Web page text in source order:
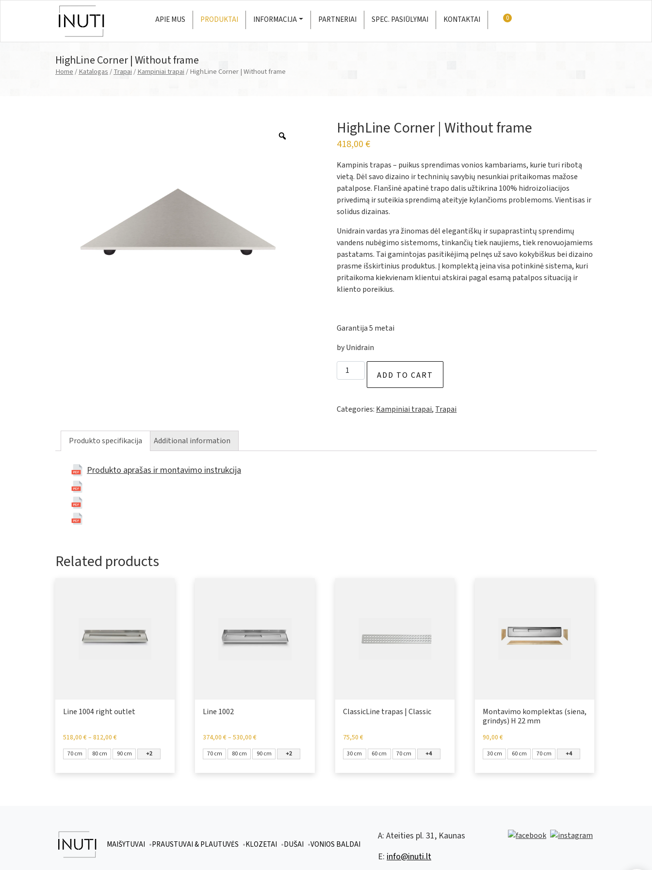
Main Navigation APIE MUS PRODUKTAI INFORMACIJA PARTNERIAI SPEC. PASIŪLYMAI KONTAKTAI 0
HighLine Corner | Without frame
Home/Katalogas/Trapai/Kampiniai trapai/ HighLine Corner | Without frame
HighLine Corner | Without frame
418,00€
Kampinis trapas – puikus sprendimas vonios kambariams, kurie turi ribotą
vietą. Dėl savo dizaino ir techninių savybių nesunkiai pritaikomas mažose
patalpose. Flanšinė apatinė trapo dalis užtikrina 100% hidroizoliacijos
privedimą ir suteikia sprendimą ateityje kylančioms problemoms. Vientisas ir
solidus dizainas.
Unidrain vardas yra žinomas dėl elegantiškų ir supaprastintų sprendimų
vandens nubėgimo sistemoms, tinkančių tiek naujiems, tiek renovuojamiems
pastatams. Tai gamintojas pasitikėjimą pelnęs už savo kokybiškus bei dizaino
prasme išskirtinius produktus. Į komplektą įeina visa potinkinė sistema, kuri
pritaikoma kiekvienam klientui atskirai pagal esamą patalpos situaciją ir
kliento poreikius.
Garantija 5 metai
by Unidrain
HighLine Corner | Without frame quantity
ADD TO CART
Categories: Kampiniai trapai, Trapai
Produkto specifikacija Additional information
Produkto aprašas ir montavimo instrukcija
Related products
Line 1004 right outlet
518,00 €– 812,00 €
70 cm 80 cm 90 cm +2
Line 1002
374,00€–530,00€
70 cm 80 cm 90 cm +2
ClassicLine trapas | Classic
75,50 €
30 cm 60 cm 70 cm +4
Montavimo komplektas (siena,
grindys) H 22 mm
90,00€
30 cm 60 cm 70 cm +4
MAIŠYTUVAI PRAUSTUVAI & PLAUTUVĖS KLOZETAI DUŠAI VONIOS BALDAI
A: Ateities pl. 31, Kaunas
E: info@inuti.lt